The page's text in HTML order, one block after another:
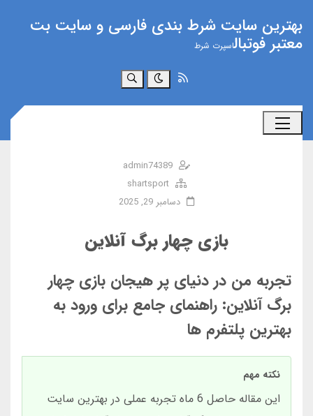
بهترین سایت شرط بندی فارسی و سایت بت
معتبر فوتبالاسپرت شرط
جستجو
admin74389
shartsport
دسامبر 29, 2025
بازی چهار برگ آنلاین
تجربه من در دنیای پر هیجان بازی چهار
برگ آنلاین: راهنمای جامع برای ورود به
بهترین پلتفرم ها
نکته مهم
این مقاله حاصل 6 ماه تجربه عملی در بهترین سایت